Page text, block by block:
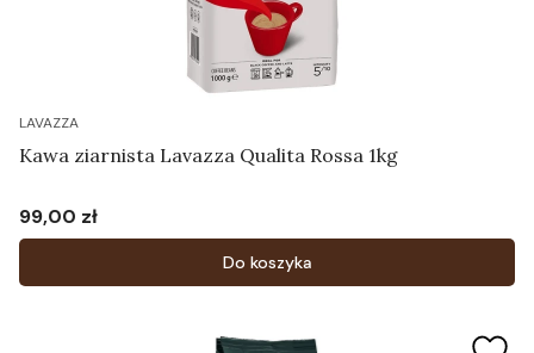
LAVAZZA
Kawa ziarnista Lavazza Qualita Rossa 1kg
Cena
99,00 zł
Do koszyka